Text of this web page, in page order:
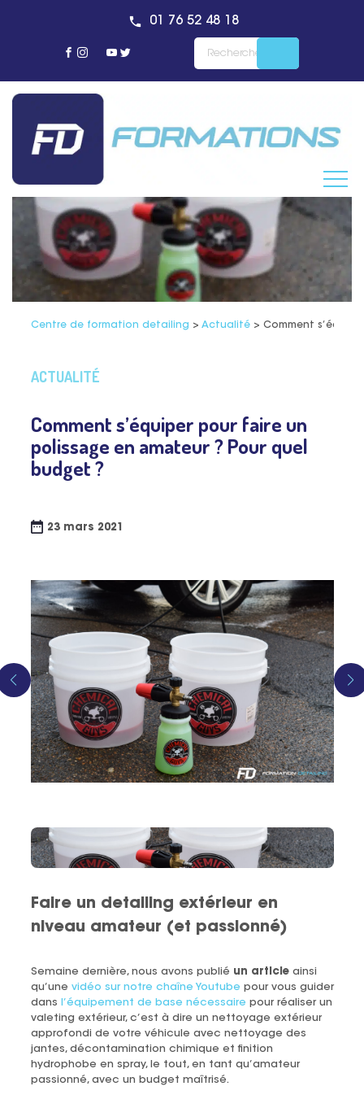
01 76 52 48 18
Centre de formation detailing > Actualité> Comment
ACTUALITÉ
Comment s’équiper pour faire un
polissage en amateur ? Pour quel
budget ?​
23 mars 2021
Faire un detailing extérieur en
niveau amateur (et passionné)
Semaine dernière, nous avons publié un articleainsi
qu’une vidéo sur notre chaîne Youtube pour vous guider
dans
l’équipement de base nécessaire pour réaliser un
valeting extérieur, c’est à dire un nettoyage extérieur
approfondi de votre véhicule avec nettoyage des
jantes, décontamination chimique et finition
hydrophobe en spray, le tout, en tant qu’amateur
passionné, avec un budget maîtrisé.